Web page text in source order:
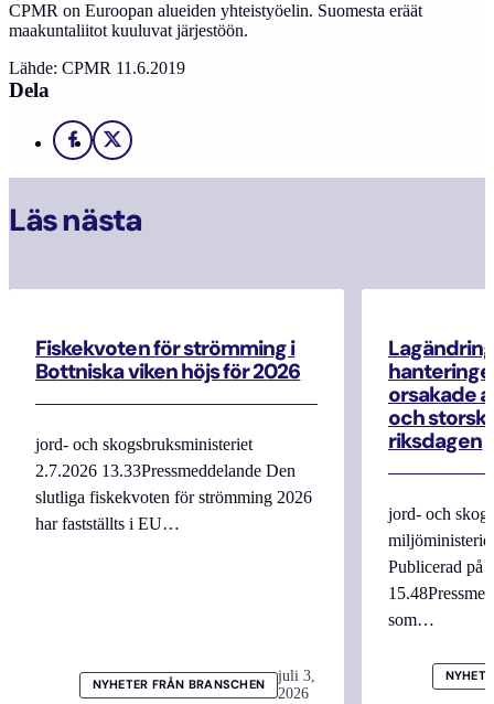
CPMR on Euroopan alueiden yhteistyöelin. Suomesta eräät
maakuntaliitot kuuluvat järjestöön.
Lähde: CPMR 11.6.2019
Dela
Facebook
X
Läs nästa
Fiskekvoten för strömming i
Bottniska viken höjs för 2026
jord- och skogsbruksministeriet
2.7.2026 13.33Pressmeddelande Den
slutliga fiskekvoten för strömming 2026
har fastställts i EU…
NYHETER FRÅN BRANSCHEN
juli 3,
2026
orsakade
och
riksdagen
jord- och
Publicerad på
som…